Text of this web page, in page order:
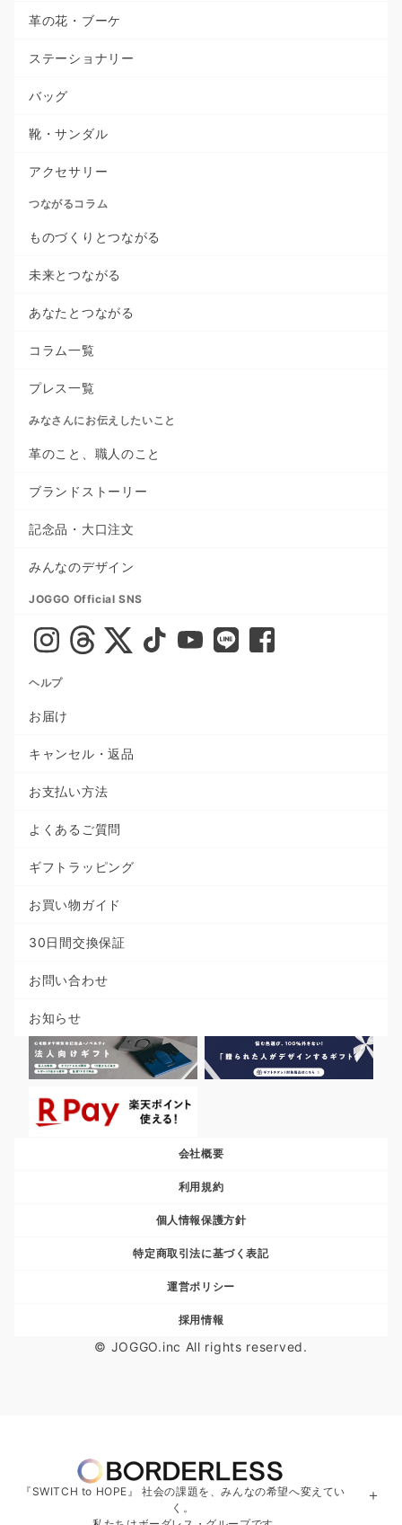
革の花・ブーケ
ステーショナリー
バッグ
靴・サンダル
アクセサリー
つながるコラム
ものづくりとつながる
未来とつながる
あなたとつながる
コラム一覧
プレス一覧
みなさんにお伝えしたいこと
革のこと、職人のこと
ブランドストーリー
記念品・大口注文
みんなのデザイン
JOGGO Official SNS
ヘルプ
お届け
キャンセル・返品
お支払い方法
よくあるご質問
ギフトラッピング
お買い物ガイド
30日間交換保証
お問い合わせ
お知らせ
会社概要
利用規約
個人情報保護方針
特定商取引法に基づく表記
運営ポリシー
採用情報
© JOGGO.inc All rights reserved.
『SWITCH to HOPE』 社会の課題を、みんなの希望へ変えてい
く。
＋